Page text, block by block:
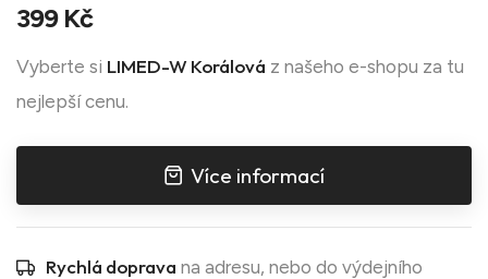
399 Kč
Vyberte si LIMED-W Korálová z našeho e-shopu za tu
nejlepší cenu.
Více informací
Rychlá doprava na adresu, nebo do výdejního